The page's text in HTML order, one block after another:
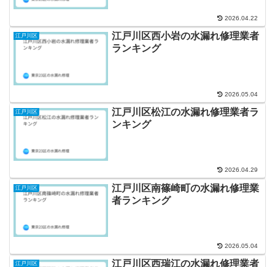
2026.04.22
江戸川区
江戸川区西小岩の水漏れ修理業者
ランキング
2026.05.04
江戸川区
江戸川区松江の水漏れ修理業者ラ
ンキング
2026.04.29
江戸川区
江戸川区南篠崎町の水漏れ修理業
者ランキング
2026.05.04
江戸川区
江戸川区西瑞江の水漏れ修理業者